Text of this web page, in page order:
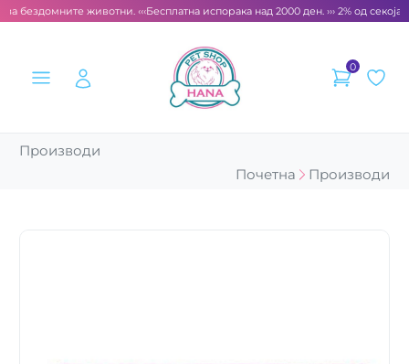
бездомните животни. ‹‹‹Бесплатна испорака над 2000 ден. ››› 2% од секоја
0
Производи
Почетна
Производи